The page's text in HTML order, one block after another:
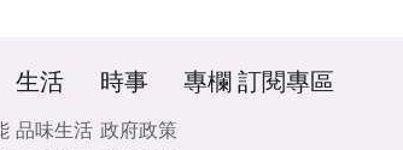
生活
品味生活
時事
政府政策
專欄 訂閱專區